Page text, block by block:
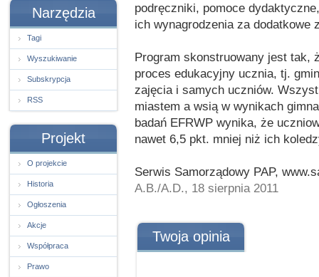
Narzędzia
Tagi
Wyszukiwanie
Subskrypcja
RSS
Projekt
O projekcie
Historia
Ogłoszenia
Akcje
Współpraca
Prawo
podręczniki, pomoce
ich wynagrodzenia za dodatkowe
Program skonstruowany jest tak,
proces edukacyjny ucznia, tj.
zajęcia i samych uczniów.
miastem a wsią w wynikach
badań EFRWP wynika, że
nawet 6,5 pkt. mniej niż ich
Serwis Samorządowy PAP,
A.B./A.D., 18 sierpnia 2011
Twoja opinia